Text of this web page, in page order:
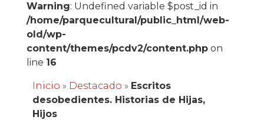
Warning: Undefined variable $post_id in
/home/parquecultural/public_html/web-
old/wp-
content/themes/pcdv2/content.phpon
line 16
Inicio » Destacado » Escritos
desobedientes. Historias de Hijas,
Hijos